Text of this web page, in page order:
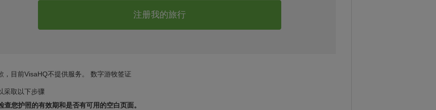
注册我的旅行
，目前VisaHQ不提供服务。 数字游牧签证
采取以下步骤
查您护照的有效期和是否有可用的空白页面。